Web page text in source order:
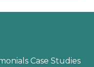
Case Studies